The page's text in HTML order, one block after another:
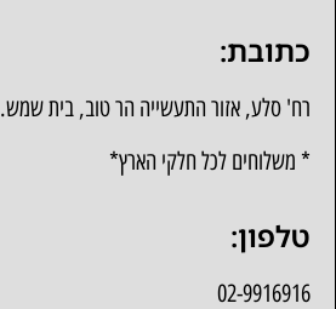
כתובת:
רח' סלע, אזור התעשייה הר טוב, בית שמש.
* משלוחים לכל חלקי הארץ*
טלפון:
02-9916916